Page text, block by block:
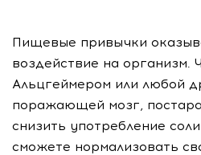
Пищевые привычки
воздействие на организм.
Альцгеймером или любой
поражающей мозг,
снизить употребление
сможете нормализовать